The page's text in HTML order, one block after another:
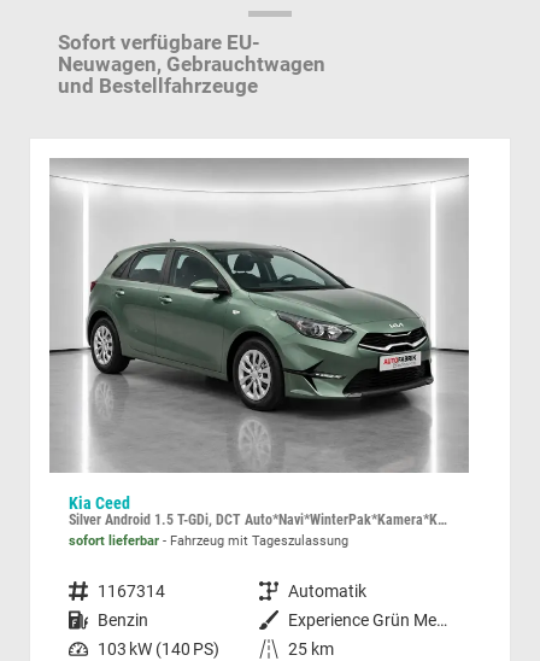
Sofort verfügbare EU-
Neuwagen, Gebrauchtwagen
und Bestellfahrzeuge
Kia Ceed
Silver Android 1.5 T-GDi, DCT Auto*Navi*WinterPak*Kamera*Klima*PDC hinten
sofort lieferbar Fahrzeug mit Tageszulassung
Fahrzeugnummer 1167314 Getriebe Automatik
Kraftstoff Benzin Außenfarbe
Experience Grün Metallic
Leistung 103 kW (140 PS) Kilometerstand 25 km